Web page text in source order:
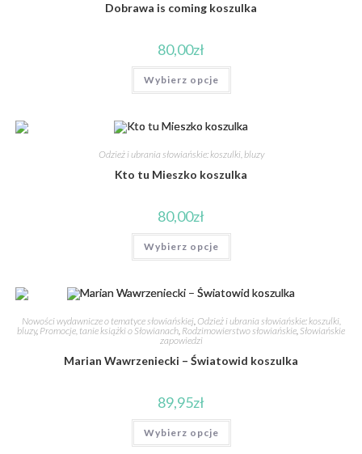
Dobrawa is coming koszulka
80,00zł
Wybierz opcje
Odzież i ubrania słowiańskie: koszulki, bluzy
Kto tu Mieszko koszulka
80,00zł
Wybierz opcje
Nowości wydawnicze o tematyce słowiańskiej, Odzież i ubrania słowiańskie: koszulki,
bluzy, Promocje, tanie książki o Słowianach, Rodzimowierstwo słowiańskie, Słowiańskie
zapowiedzi
Marian Wawrzeniecki – Światowid koszulka
89,95zł
Wybierz opcje